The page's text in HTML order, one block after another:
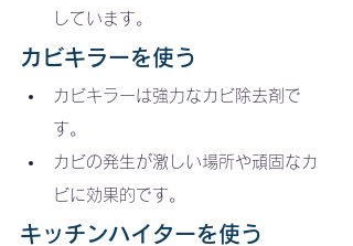
しています。
カビキラーを使う
カビキラーは強力なカビ除去剤で
す。
カビの発生が激しい場所や頑固なカ
ビに効果的です。
キッチンハイターを使う